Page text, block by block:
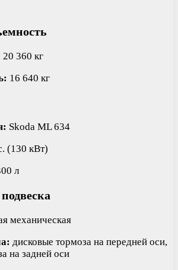
20 360 кг
16 640 кг
Skoda ML 634
(130 кВт)
л
механическая
дисковые тормоза на передней оси,
на задней оси